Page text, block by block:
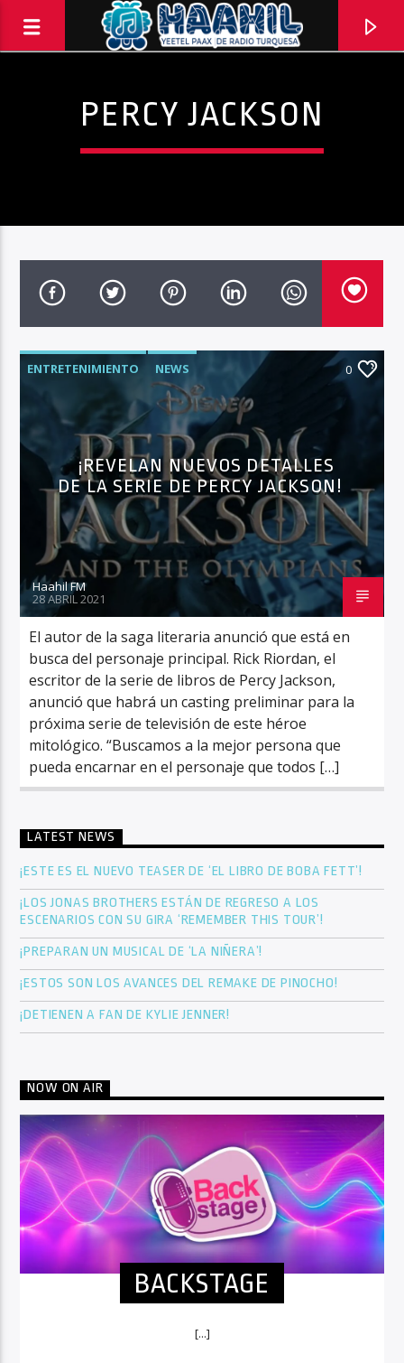
BACKSTAGE
12:00 PM
Haahil FM
PERCY JACKSON
ENTRETENIMIENTO NEWS 0
¡REVELAN NUEVOS DETALLES
DE LA SERIE DE PERCY JACKSON!
Haahil FM
28 ABRIL 2021
El autor de la saga literaria anunció que está en
busca del personaje principal. Rick Riordan, el
escritor de la serie de libros de Percy Jackson,
anunció que habrá un casting preliminar para la
próxima serie de televisión de este héroe
mitológico. “Buscamos a la mejor persona que
pueda encarnar en el personaje que todos […]
LATEST NEWS
¡ESTE ES EL NUEVO TEASER DE ‘EL LIBRO DE BOBA FETT’!
¡LOS JONAS BROTHERS ESTÁN DE REGRESO A LOS
ESCENARIOS CON SU GIRA ‘REMEMBER THIS TOUR’!
¡PREPARAN UN MUSICAL DE ‘LA NIÑERA’!
¡ESTOS SON LOS AVANCES DEL REMAKE DE PINOCHO!
¡DETIENEN A FAN DE KYLIE JENNER!
NOW ON AIR
BACKSTAGE
[...]